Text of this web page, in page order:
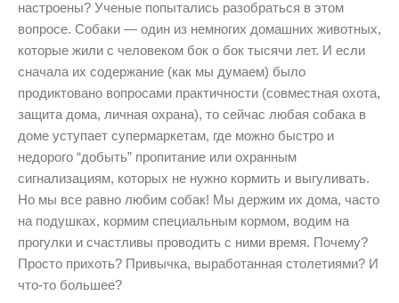
настроены? Ученые попытались разобраться в этом
вопросе. Собаки — один из немногих домашних животных,
которые жили с человеком бок о бок тысячи лет. И если
сначала их содержание (как мы думаем) было
продиктовано вопросами практичности (совместная охота,
защита дома, личная охрана), то сейчас любая собака в
доме уступает супермаркетам, где можно быстро и
недорого “добыть” пропитание или охранным
сигнализациям, которых не нужно кормить и выгуливать.
Но мы все равно любим собак! Мы держим их дома, часто
на подушках, кормим специальным кормом, водим на
прогулки и счастливы проводить с ними время. Почему?
Просто прихоть? Привычка, выработанная столетиями? И
что-то большее?